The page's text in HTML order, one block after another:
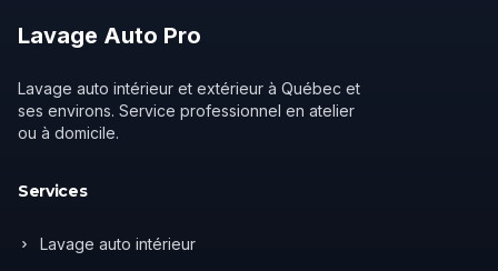
Lavage Auto Pro
Lavage auto intérieur et extérieur à Québec et
ses environs. Service professionnel en atelier
ou à domicile.
Services
Lavage auto intérieur